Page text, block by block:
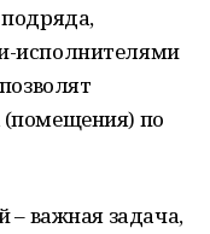
исполнителями
по
– важная задача,